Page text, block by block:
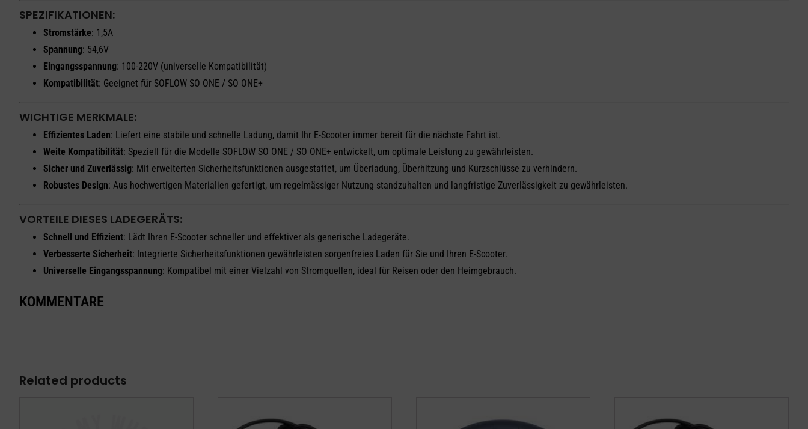
SPEZIFIKATIONEN:
Stromstärke: 1,5A
Spannung: 54,6V
Eingangsspannung: 100-220V (universelle Kompatibilität)
Kompatibilität: Geeignet für SOFLOW SO ONE / SO ONE+
WICHTIGE MERKMALE:
Effizientes Laden: Liefert eine stabile und schnelle Ladung, damit Ihr E-Scooter immer bereit für die nächste Fahrt ist.
Weite Kompatibilität: Speziell für die Modelle SOFLOW SO ONE / SO ONE+ entwickelt, um optimale Leistung zu gewährleisten.
Sicher und Zuverlässig: Mit erweiterten Sicherheitsfunktionen ausgestattet, um Überladung, Überhitzung und Kurzschlüsse zu verhindern.
Robustes Design: Aus hochwertigen Materialien gefertigt, um regelmässiger Nutzung standzuhalten und langfristige Zuverlässigkeit zu gewährleisten.
VORTEILE DIESES LADEGERÄTS:
Schnell und Effizient: Lädt Ihren E-Scooter schneller und effektiver als generische Ladegeräte.
Verbesserte Sicherheit: Integrierte Sicherheitsfunktionen gewährleisten sorgenfreies Laden für Sie und Ihren E-Scooter.
Universelle Eingangsspannung: Kompatibel mit einer Vielzahl von Stromquellen, ideal für Reisen oder den Heimgebrauch.
KOMMENTARE
Related products